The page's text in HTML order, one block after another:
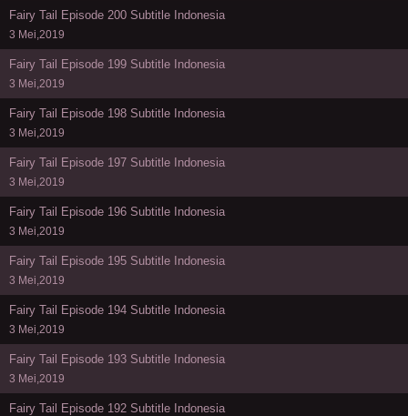
Fairy Tail Episode 200 Subtitle Indonesia
3 Mei,2019
Fairy Tail Episode 199 Subtitle Indonesia
3 Mei,2019
Fairy Tail Episode 198 Subtitle Indonesia
3 Mei,2019
Fairy Tail Episode 197 Subtitle Indonesia
3 Mei,2019
Fairy Tail Episode 196 Subtitle Indonesia
3 Mei,2019
Fairy Tail Episode 195 Subtitle Indonesia
3 Mei,2019
Fairy Tail Episode 194 Subtitle Indonesia
3 Mei,2019
Fairy Tail Episode 193 Subtitle Indonesia
3 Mei,2019
Fairy Tail Episode 192 Subtitle Indonesia